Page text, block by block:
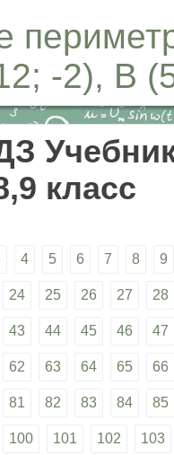
-2), В
класс
4 5 6 7 8 9
24 25 26 27 28
43 44 45 46 47
62 63 64 65 66
81 82 83 84 85
100 101 102 103